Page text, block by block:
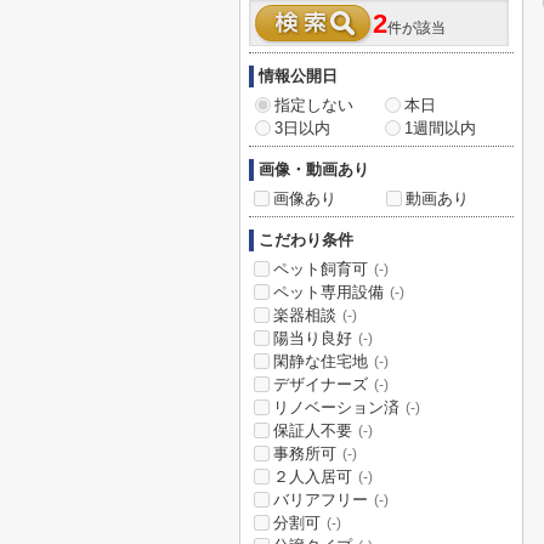
2件が該当
情報公開日
指定しない
本日
3日以内
1週間以内
画像・動画あり
画像あり
動画あり
こだわり条件
ペット飼育可 (-)
ペット専用設備 (-)
楽器相談 (-)
陽当り良好 (-)
閑静な住宅地 (-)
デザイナーズ (-)
リノベーション済 (-)
保証人不要 (-)
事務所可 (-)
２人入居可 (-)
バリアフリー (-)
分割可 (-)